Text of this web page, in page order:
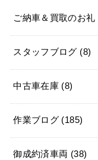
ご納車＆買取のお礼
スタッフブログ (8)
中古車在庫 (8)
作業ブログ (185)
御成約済車両 (38)